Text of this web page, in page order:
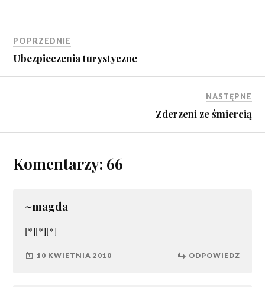
POPRZEDNIE
Ubezpieczenia turystyczne
NASTĘPNE
Zderzeni ze śmiercią
Komentarzy: 66
~magda
[*][*][*]
10 KWIETNIA 2010 ODPOWIEDZ